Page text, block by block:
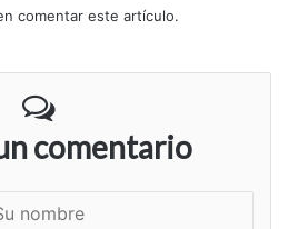
comentar este artículo.
comentario